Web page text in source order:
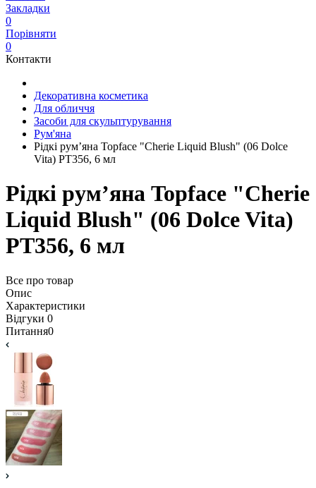
Закладки
0
Порівняти
0
Контакти
Декоративна косметика
Для обличчя
Засоби для скульптурування
Рум'яна
Рідкі рум’яна Topface "Cherie Liquid Blush" (06 Dolce
Vita) PT356, 6 мл
Рідкі рум’яна Topface "Cherie
Liquid Blush" (06 Dolce Vita)
PT356, 6 мл
Все про товар
Опис
Характеристики
Відгуки 0
Питання0